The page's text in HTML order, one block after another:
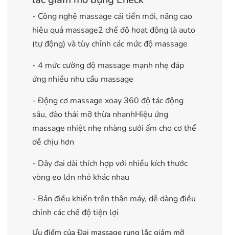
- Công nghệ massage cải tiến mới, nâng cao
hiệu quả massage2 chế độ hoạt động là auto
(tự động) và tùy chỉnh các mức độ massage
- 4 mức cường độ massage mạnh nhẹ đáp
ứng nhiều nhu cầu massage
- Động cơ massage xoay 360 độ tác động
sâu, đào thải mỡ thừa nhanhHiệu ứng
massage nhiệt nhẹ nhàng sưởi ấm cho cơ thể
dễ chịu hơn
- Dây đai dài thích hợp với nhiều kích thước
vòng eo lớn nhỏ khác nhau
- Bản điều khiển trên thân máy, dễ dàng điều
chỉnh các chế độ tiện lợi
Ưu điểm của Đai massage rung lắc giảm mỡ